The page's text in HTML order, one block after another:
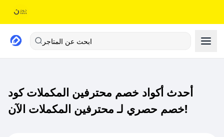
ابحث عن المتاجر
أحدث أكواد خصم محترفين المكملات كود
خصم حصري لـ محترفين المكملات الآن!